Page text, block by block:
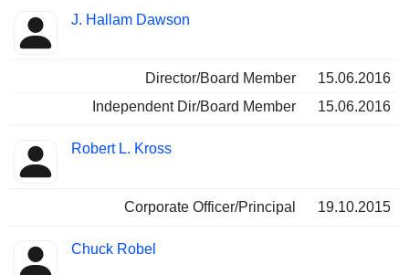
J. Hallam Dawson
Director/Board Member
15.06.2016
Independent Dir/Board Member
15.06.2016
Robert L. Kross
Corporate Officer/Principal 19.10.2015
Chuck Robel